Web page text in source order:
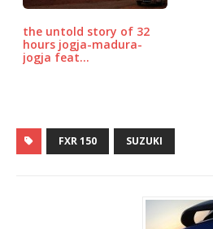
the untold story of 32
hours jogja-madura-
jogja feat…
FXR 150 SUZUKI